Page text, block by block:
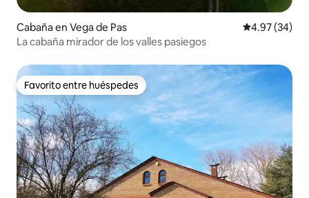
Cabaña en Vega de Pas Calificación
4.97 (34)
La cabaña mirador de los valles pasiegos
Favorito entre huéspedes
Favorito entre huéspedes